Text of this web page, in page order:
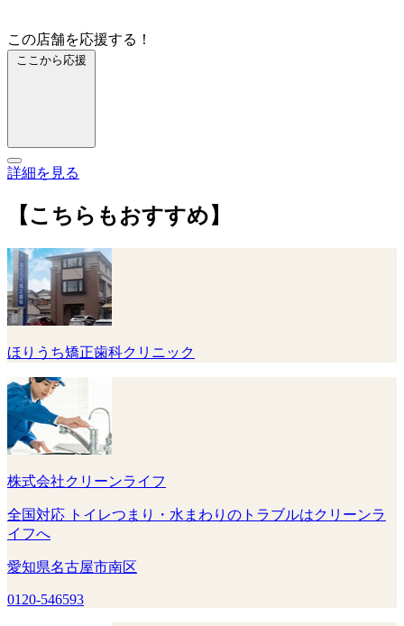
この店舗を応援する！
ここから応援
詳細を見る
【こちらもおすすめ】
ほりうち矯正歯科クリニック
株式会社クリーンライフ
全国対応 トイレつまり・水まわりのトラブルはクリーンラ
イフへ
愛知県名古屋市南区
0120-546593